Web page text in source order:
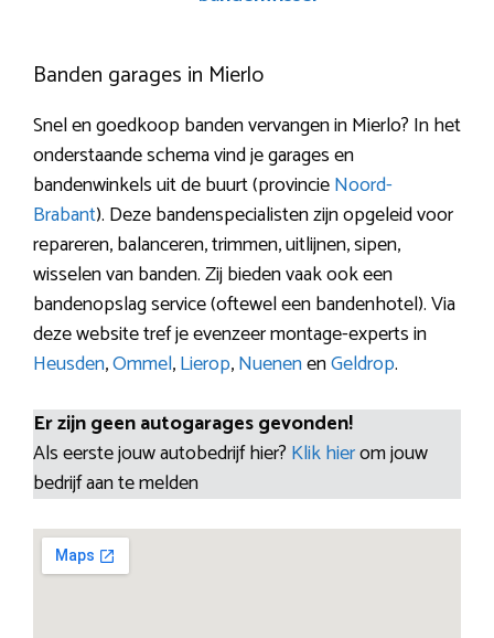
Banden garages in Mierlo
Snel en goedkoop banden vervangen in Mierlo? In het
onderstaande schema vind je garages en
bandenwinkels uit de buurt (provincieNoord-
Brabant). Deze bandenspecialisten zijn opgeleid voor
repareren, balanceren, trimmen, uitlijnen, sipen,
wisselen van banden. Zij bieden vaak ook een
bandenopslag service (oftewel een bandenhotel). Via
deze website tref je evenzeer montage-experts in
Heusden,Ommel,Lierop,NuenenenGeldrop.
Er zijn geen autogarages gevonden!
Als eerste jouw autobedrijf hier? Klik hierom jouw
bedrijf aan te melden